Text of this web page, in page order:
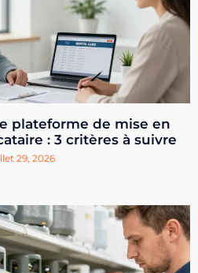
plateforme de mise en
: 3 critères à suivre
29, 2026